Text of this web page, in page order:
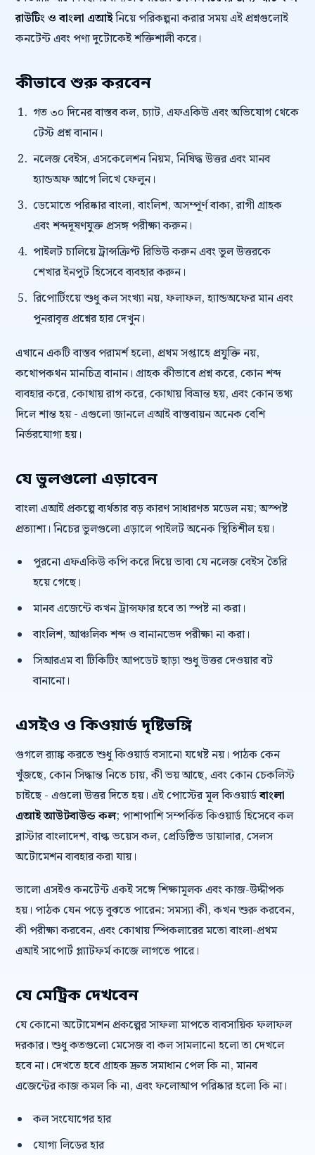
রাউটিং ও বাংলা এআইনিয়ে পরিকল্পনা করার সময় এই প্রশ্নগুলোই
কনটেন্ট এবং পণ্য দুটোকেই শক্তিশালী করে।
কীভাবে শুরু করবেন
গত ৩০ দিনের বাস্তব কল, চ্যাট, এফএকিউ এবং অভিযোগ থেকে
টেস্ট প্রশ্ন বানান।
নলেজ বেইস, এসকেলেশন নিয়ম, নিষিদ্ধ উত্তর এবং মানব
হ্যান্ডঅফ আগে লিখে ফেলুন।
ডেমোতে পরিষ্কার বাংলা, বাংলিশ, অসম্পূর্ণ বাক্য, রাগী গ্রাহক
এবং শব্দদূষণযুক্ত প্রসঙ্গ পরীক্ষা করুন।
পাইলট চালিয়ে ট্রান্সক্রিপ্ট রিভিউ করুন এবং ভুল উত্তরকে
শেখার ইনপুট হিসেবে ব্যবহার করুন।
রিপোর্টিংয়ে শুধু কল সংখ্যা নয়, ফলাফল, হ্যান্ডঅফের মান এবং
পুনরাবৃত্ত প্রশ্নের হার দেখুন।
এখানে একটি বাস্তব পরামর্শ হলো, প্রথম সপ্তাহে প্রযুক্তি নয়,
কথোপকথন মানচিত্র বানান। গ্রাহক কীভাবে প্রশ্ন করে, কোন শব্দ
ব্যবহার করে, কোথায় রাগ করে, কোথায় বিভ্রান্ত হয়, এবং কোন তথ্য
দিলে শান্ত হয় - এগুলো জানলে এআই বাস্তবায়ন অনেক বেশি
নির্ভরযোগ্য হয়।
যে ভুলগুলো এড়াবেন
বাংলা এআই প্রকল্পে ব্যর্থতার বড় কারণ সাধারণত মডেল নয়; অস্পষ্ট
প্রত্যাশা। নিচের ভুলগুলো এড়ালে পাইলট অনেক স্থিতিশীল হয়।
পুরনো এফএকিউ কপি করে দিয়ে ভাবা যে নলেজ বেইস তৈরি
হয়ে গেছে।
মানব এজেন্টে কখন ট্রান্সফার হবে তা স্পষ্ট না করা।
বাংলিশ, আঞ্চলিক শব্দ ও বানানভেদ পরীক্ষা না করা।
সিআরএম বা টিকিটিং আপডেট ছাড়া শুধু উত্তর দেওয়ার বট
বানানো।
এসইও ও কিওয়ার্ড দৃষ্টিভঙ্গি
গুগলে র‍্যাঙ্ক করতে শুধু কিওয়ার্ড বসানো যথেষ্ট নয়। পাঠক কেন
খুঁজছে, কোন সিদ্ধান্ত নিতে চায়, কী ভয় আছে, এবং কোন চেকলিস্ট
চাইছে - এগুলো উত্তর দিতে হয়। এই পোস্টের মূল কিওয়ার্ডবাংলা
এআই আউটবাউন্ড কল; পাশাপাশি সম্পর্কিত কিওয়ার্ড হিসেবে কল
ব্লাস্টার বাংলাদেশ, বাল্ক ভয়েস কল, প্রেডিক্টিভ ডায়ালার, সেলস
অটোমেশন ব্যবহার করা যায়।
ভালো এসইও কনটেন্ট একই সঙ্গে শিক্ষামূলক এবং কাজ-উদ্দীপক
হয়। পাঠক যেন পড়ে বুঝতে পারেন: সমস্যা কী, কখন শুরু করবেন,
কী পরীক্ষা করবেন, এবং কোথায় স্পিকলারের মতো বাংলা-প্রথম
এআই সাপোর্ট প্ল্যাটফর্ম কাজে লাগতে পারে।
যে মেট্রিক দেখবেন
যে কোনো অটোমেশন প্রকল্পের সাফল্য মাপতে ব্যবসায়িক ফলাফল
দরকার। শুধু কতগুলো মেসেজ বা কল সামলানো হলো তা দেখলে
হবে না। দেখতে হবে গ্রাহক দ্রুত সমাধান পেল কি না, মানব
এজেন্টের কাজ কমল কি না, এবং ফলোআপ পরিষ্কার হলো কি না।
কল সংযোগের হার
যোগ্য লিডের হার